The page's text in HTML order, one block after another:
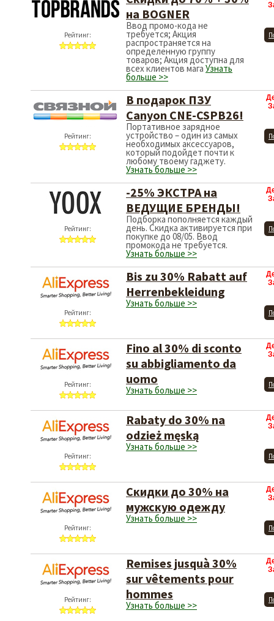
Рейтинг:
на BOGNER
Ввод промо-кода не
требуется; Акция
распространяется на
определенную группу
товаров; Акция доступна для
всех клиентов мага Узнать
больше >>
Рейтинг:
В подарок ПЗУ
Canyon CNE-CSPB26!
Портативное зарядное
устройство – один из самых
необходимых аксессуаров,
который подойдет почти к
любому твоему гаджету.
Узнать больше >>
Рейтинг:
-25% ЭКСТРА на
ВЕДУЩИЕ БРЕНДЫ!
Подборка пополняется каждый
день. Скидка активируется при
покупке до 08/05. Ввод
промокода не требуется.
Узнать больше >>
Рейтинг:
Bis zu 30% Rabatt auf
Herrenbekleidung
Узнать больше >>
Рейтинг:
Fino al 30% di sconto
su abbigliamento da
uomo
Узнать больше >>
Рейтинг:
Rabaty do 30% na
odzież męską
Узнать больше >>
Рейтинг:
Скидки до 30% на
мужскую одежду
Узнать больше >>
Рейтинг:
Remises jusquà 30%
sur vêtements pour
hommes
Узнать больше >>